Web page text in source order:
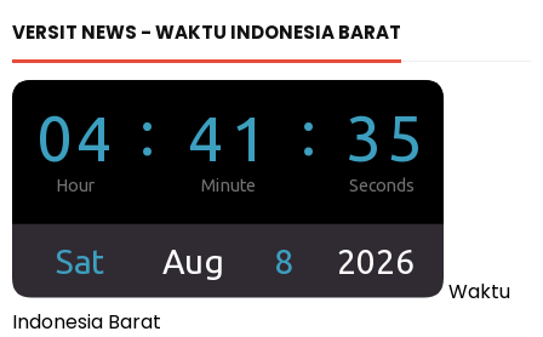
VERSIT NEWS - WAKTU INDONESIA BARAT
Waktu
Indonesia Barat